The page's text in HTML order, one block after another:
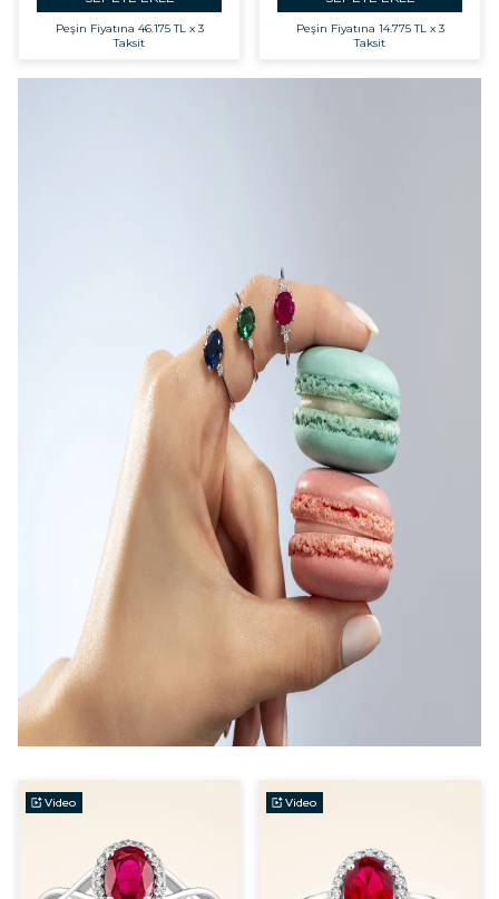
Peşin Fiyatına 46.175 TL x 3
Taksit
Peşin Fiyatına 14.775 TL x 3
Taksit
Video Video